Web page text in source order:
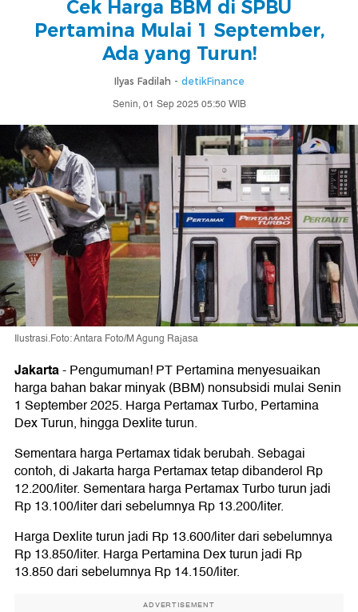
Cek Harga BBM di SPBU
Pertamina Mulai 1 September,
Ada yang Turun!
Ilyas Fadilah - detikFinance
Senin, 01 Sep 2025 05:50 WIB
Ilustrasi.Foto: Antara Foto/M Agung Rajasa
Jakarta-Pengumuman! PT Pertamina menyesuaikan
harga bahan bakar minyak (BBM) nonsubsidi mulai Senin
1 September 2025. Harga Pertamax Turbo, Pertamina
Dex Turun, hingga Dexlite turun.
Sementara harga Pertamax tidak berubah. Sebagai
contoh, di Jakarta harga Pertamax tetap dibanderol Rp
12.200/liter. Sementara harga Pertamax Turbo turun jadi
Rp 13.100/liter dari sebelumnya Rp 13.200/liter.
Harga Dexlite turun jadi Rp 13.600/liter dari sebelumnya
Rp 13.850/liter. Harga Pertamina Dex turun jadi Rp
13.850 dari sebelumnya Rp 14.150/liter.
ADVERTISEMENT